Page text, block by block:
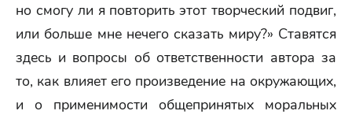
но смогу ли я повторить этот творческий подвиг,
или больше мне нечего сказать миру?» Ставятся
здесь и вопросы об ответственности автора за
то, как влияет его произведение на окружающих,
и о применимости общепринятых моральных